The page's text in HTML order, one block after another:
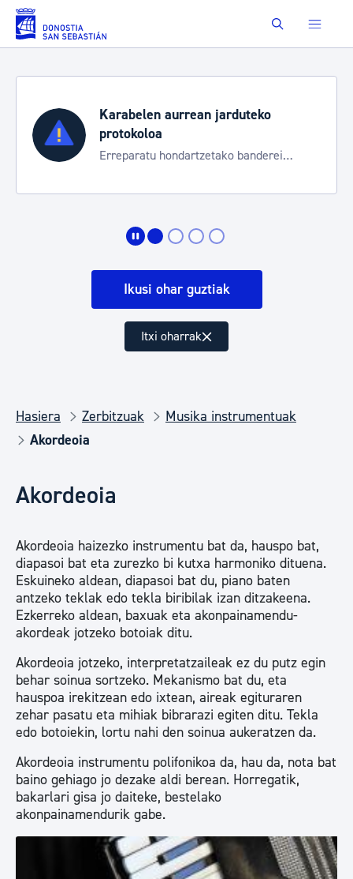
Eduki nagusira joan Buscar
Karabelen aurrean jarduteko
protokoloa
Erreparatu hondartzetako banderei
Ikusi ohar guztiak
Itxi oharrak
Hasiera Zerbitzuak
Musika instrumentuak
Akordeoia
Akordeoia
Akordeoia haizezko instrumentu bat da, hauspo bat,
diapasoi bat eta zurezko bi kutxa harmoniko dituena.
Eskuineko aldean, diapasoi bat du, piano baten
antzeko teklak edo tekla biribilak izan ditzakeena.
Ezkerreko aldean, baxuak eta akonpainamendu-
akordeak jotzeko botoiak ditu.
Akordeoia jotzeko, interpretatzaileak ez du putz egin
behar soinua sortzeko. Mekanismo bat du, eta
hauspoa irekitzean edo ixtean, aireak egituraren
zehar pasatu eta mihiak bibrarazi egiten ditu. Tekla
edo botoiekin, lortu nahi den soinua aukeratzen da.
Akordeoia instrumentu polifonikoa da, hau da, nota bat
baino gehiago jo dezake aldi berean. Horregatik,
bakarlari gisa jo daiteke, bestelako
akonpainamendurik gabe.